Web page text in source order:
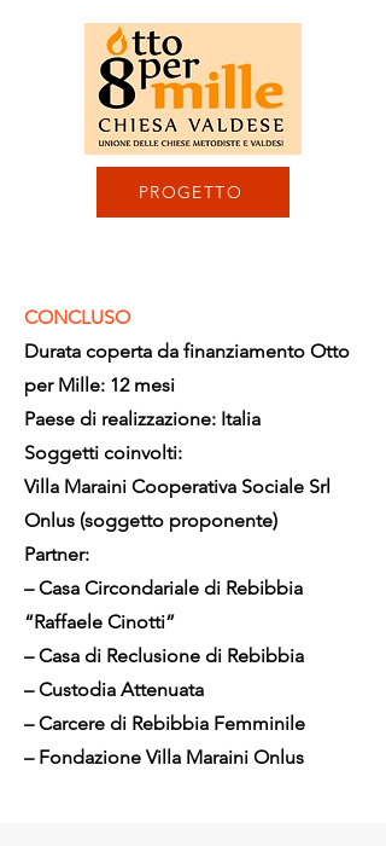
PROGETTO
CONCLUSO
Durata coperta da finanziamento Otto
per Mille: 12 mesi
Paese di realizzazione: Italia
Soggetti coinvolti:
Villa Maraini Cooperativa Sociale Srl
Onlus (soggetto proponente)
Partner:
– Casa Circondariale di Rebibbia
“Raffaele Cinotti”
– Casa di Reclusione di Rebibbia
– Custodia Attenuata
– Carcere di Rebibbia Femminile
– Fondazione Villa Maraini Onlus